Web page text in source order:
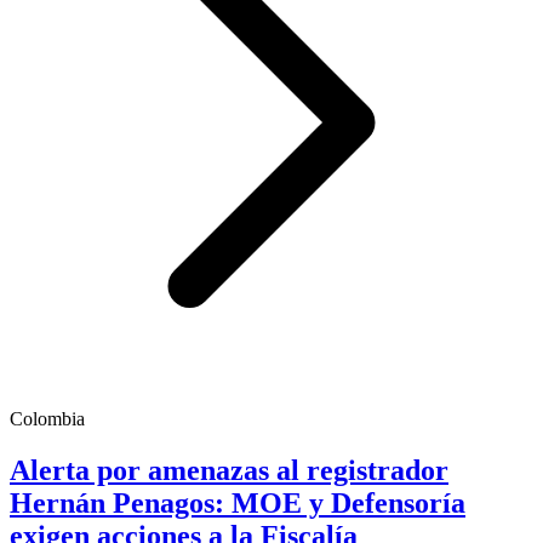
Colombia
Alerta por amenazas al registrador
Hernán Penagos: MOE y Defensoría
exigen acciones a la Fiscalía